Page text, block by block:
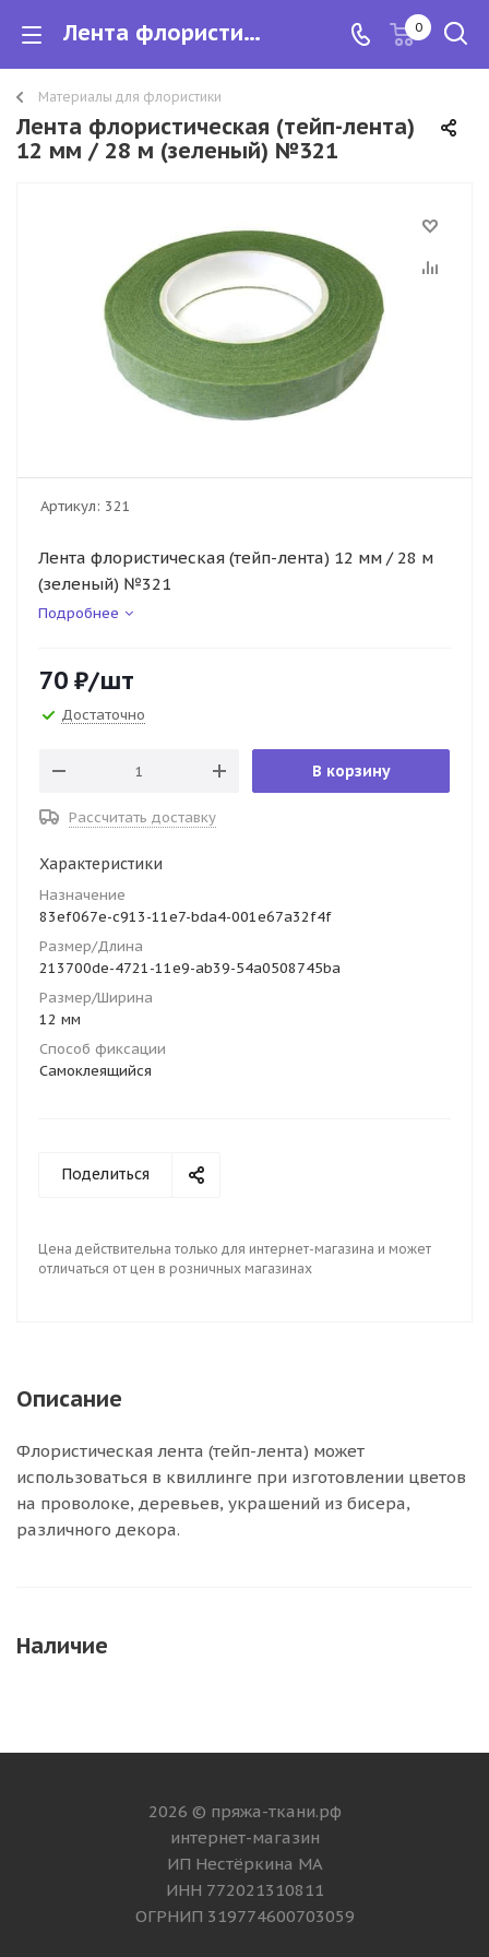
Лента флористическая (тейп-лента) 12 мм / 28 м (зеленый) №321 0
Материалы для флористики
Лента флористическая (тейп-лента)
12 мм / 28 м (зеленый) №321
Артикул: 321
Лента флористическая (тейп-лента) 12 мм / 28 м
(зеленый) №321
Подробнее
70 ₽/шт
Достаточно
В корзину
Рассчитать доставку
Характеристики
Назначение
83ef067e-c913-11e7-bda4-001e67a32f4f
Размер/Длина
213700de-4721-11e9-ab39-54a0508745ba
Размер/Ширина
12 мм
Способ фиксации
Самоклеящийся
Поделиться
Цена действительна только для интернет-магазина и может
отличаться от цен в розничных магазинах
Описание
Флористическая лента (тейп-лента) может
использоваться в квиллинге при изготовлении цветов
на проволоке, деревьев, украшений из бисера,
различного декора.
Наличие
2026 © пряжа-ткани.рф
интернет-магазин
ИП Нестёркина МА
ИНН 772021310811
ОГРНИП 319774600703059